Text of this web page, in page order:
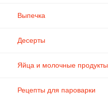
Выпечка
Десерты
Яйца и молочные продукты
Рецепты для пароварки